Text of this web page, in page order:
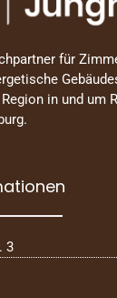
für
in und um
3